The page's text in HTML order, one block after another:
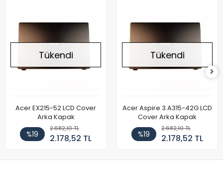
Tükendi
Acer EX215-52 LCD Cover
Arka Kapak
%19
2.682,10 TL
2.178,52 TL
Tükendi
Acer Aspire 3 A315-42G LCD
Cover Arka Kapak
%19
2.682,10 TL
2.178,52 TL